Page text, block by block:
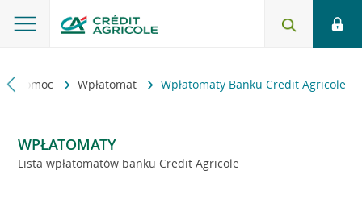
i pomoc Wpłatomat Wpłatomaty Banku Credit Agricole
WPŁATOMATY
Lista wpłatomatów banku Credit Agricole